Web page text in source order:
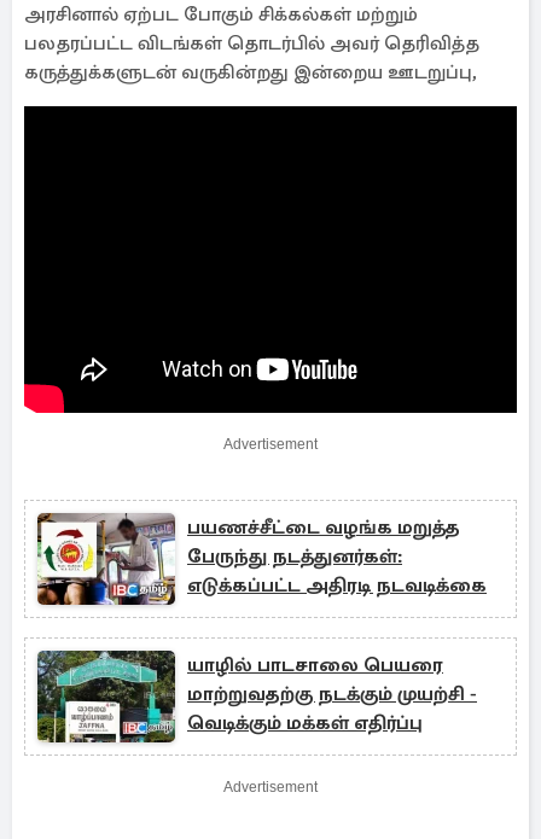
அரசினால் ஏற்பட போகும் சிக்கல்கள் மற்றும்
பலதரப்பட்ட விடங்கள் தொடர்பில் அவர் தெரிவித்த
கருத்துக்களுடன் வருகின்றது இன்றைய ஊடறுப்பு,
Advertisement
பயணச்சீட்டை வழங்க மறுத்த
பேருந்து நடத்துனர்கள்:
எடுக்கப்பட்ட அதிரடி நடவடிக்கை
யாழில் பாடசாலை பெயரை
மாற்றுவதற்கு நடக்கும் முயற்சி -
வெடிக்கும் மக்கள் எதிர்ப்பு
Advertisement